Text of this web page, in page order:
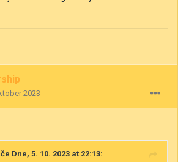
2023
Dne, 5. 10. 2023 at 22:13: